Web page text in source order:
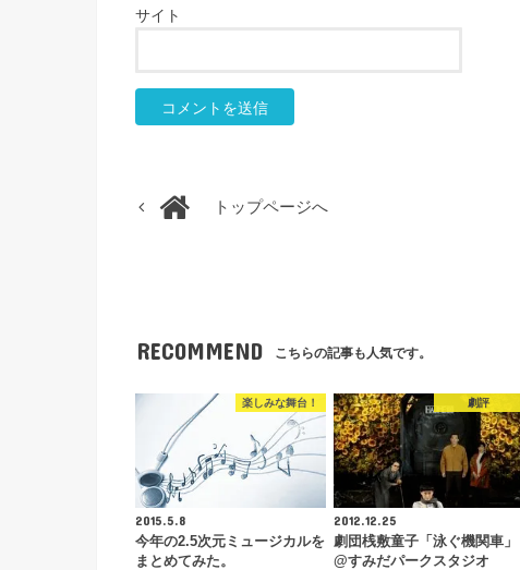
サイト
トップページへ
RECOMMEND こちらの記事も人気です。
楽しみな舞台！
2015.5.8
今年の2.5次元ミュージカルを
まとめてみた。
劇評
2012.12.25
劇団桟敷童子「泳ぐ機関車」
@すみだパークスタジオ